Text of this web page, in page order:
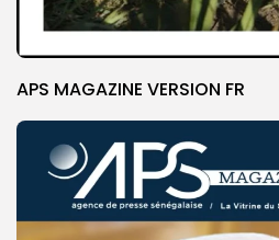
APS MAGAZINE VERSION FR